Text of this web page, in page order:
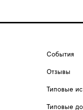
События
Отзывы
Типовые
Типовые